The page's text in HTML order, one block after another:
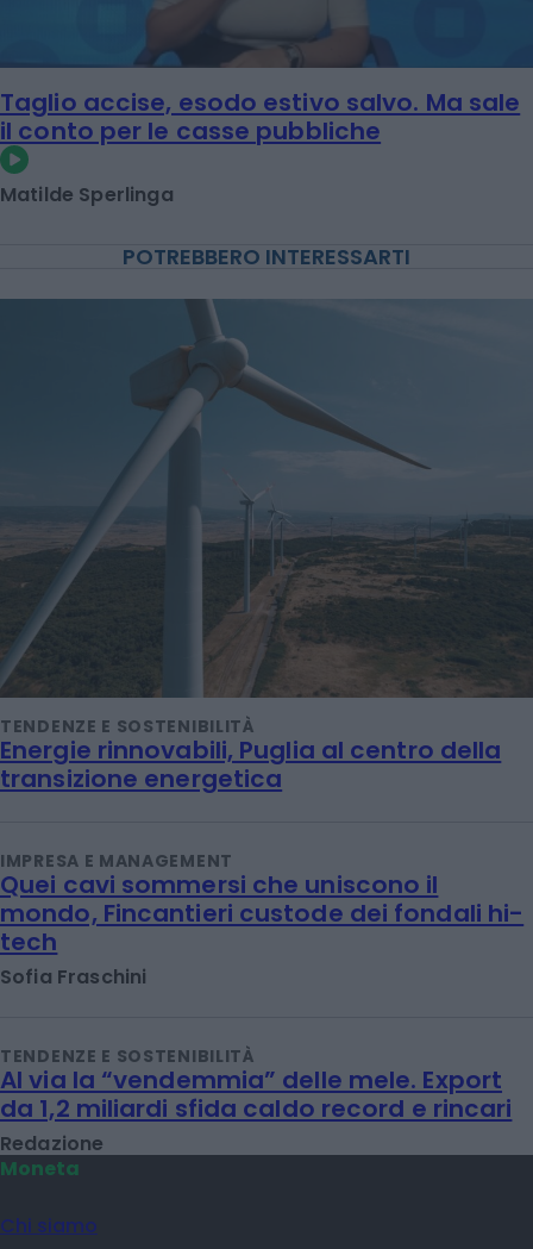
Taglio accise, esodo estivo salvo. Ma sale
il conto per le casse pubbliche
Matilde Sperlinga
POTREBBERO INTERESSARTI
TENDENZE E SOSTENIBILITÀ
Energie rinnovabili, Puglia al centro della
transizione energetica
IMPRESA E MANAGEMENT
Quei cavi sommersi che uniscono il
mondo, Fincantieri custode dei fondali hi-
tech
Sofia Fraschini
TENDENZE E SOSTENIBILITÀ
Al via la “vendemmia” delle mele. Export
da 1,2 miliardi sfida caldo record e rincari
Redazione
Moneta
Chi siamo